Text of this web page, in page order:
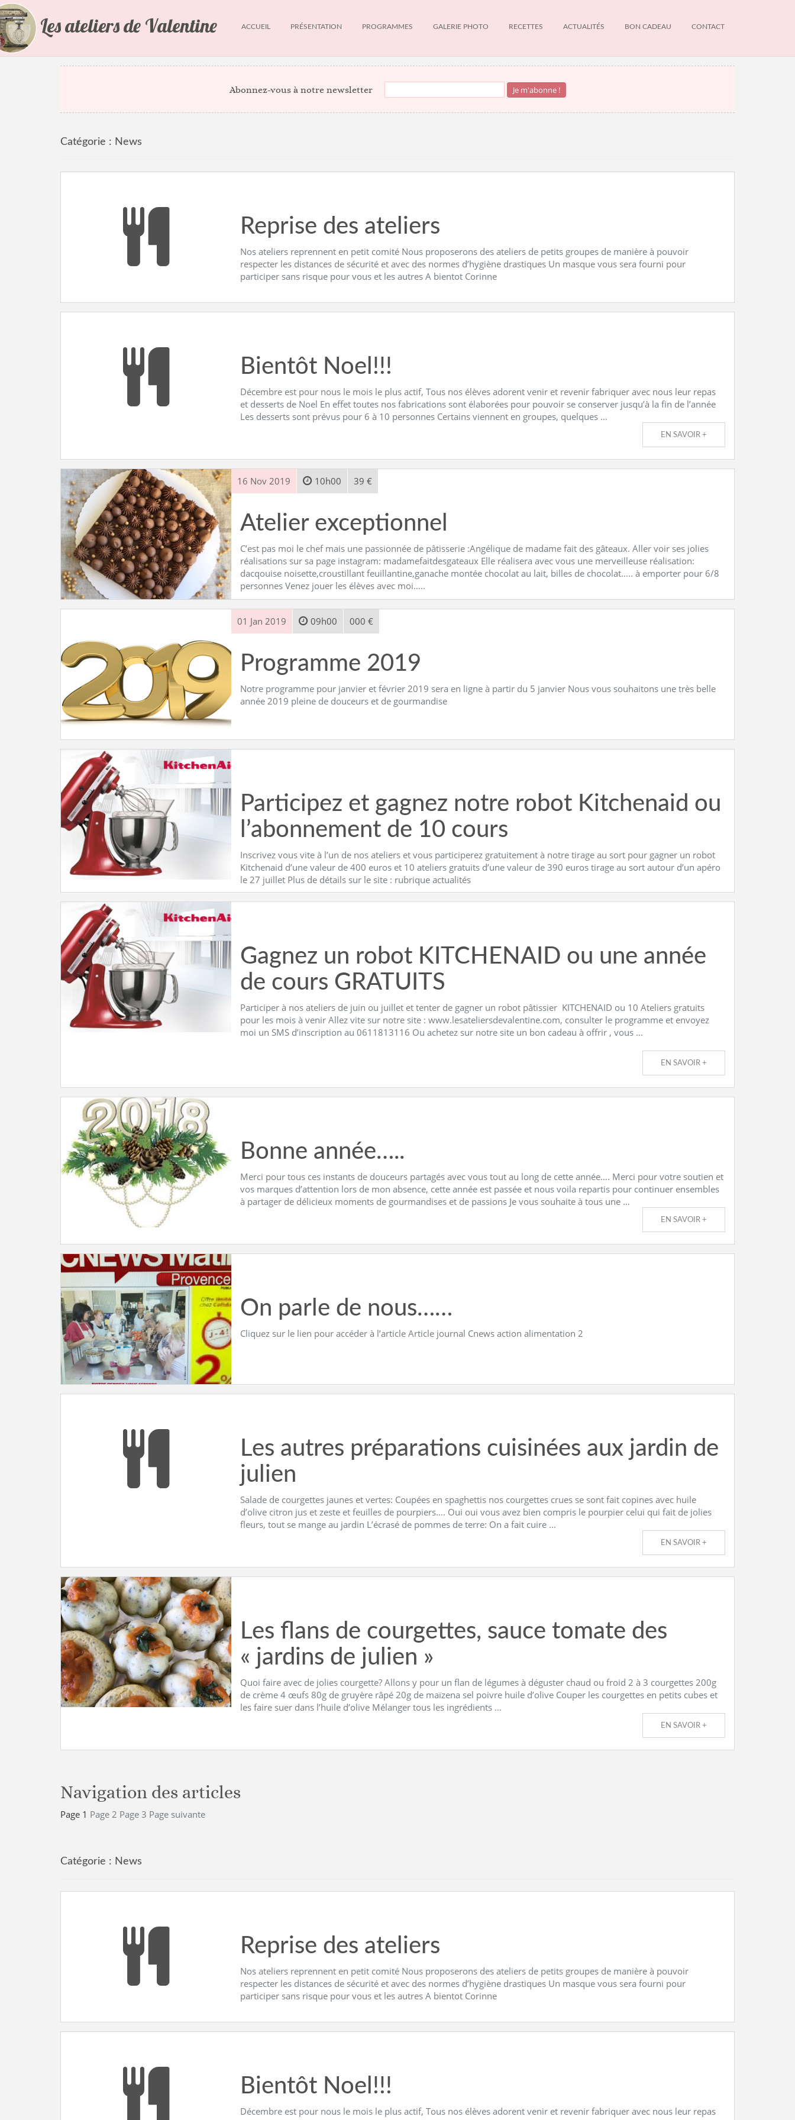
Les ateliers de Valentine ACCUEIL PRÉSENTATION PROGRAMMES GALERIE PHOTO RECETTES ACTUALITÉS
INFOS DU MOMENT
BON CADEAU CONTACT
Abonnez-vous à notre newsletter
Catégorie : News
Reprise des ateliers
Nos ateliers reprennent en petit comité Nous proposerons des ateliers de petits groupes de manière à pouvoir
respecter les distances de sécurité et avec des normes d’hygiène drastiques Un masque vous sera fourni pour
participer sans risque pour vous et les autres A bientot Corinne
Bientôt Noel!!!
Décembre est pour nous le mois le plus actif, Tous nos élèves adorent venir et revenir fabriquer avec nous leur repas
et desserts de Noel En effet toutes nos fabrications sont élaborées pour pouvoir se conserver jusqu’à la fin de l’année
Les desserts sont prévus pour 6 à 10 personnes Certains viennent en groupes, quelques …
EN SAVOIR +
16 Nov 2019 10h00 39 €
Atelier exceptionnel
C’est pas moi le chef mais une passionnée de pâtisserie :Angélique de madame fait des gâteaux. Aller voir ses jolies
réalisations sur sa page instagram: madamefaitdesgateaux Elle réalisera avec vous une merveilleuse réalisation:
dacqouise noisette,croustillant feuillantine,ganache montée chocolat au lait, billes de chocolat….. à emporter pour 6/8
personnes Venez jouer les élèves avec moi…..
01 Jan 2019 09h00 000 €
Programme 2019
Notre programme pour janvier et février 2019 sera en ligne à partir du 5 janvier Nous vous souhaitons une très belle
année 2019 pleine de douceurs et de gourmandise
Participez et gagnez notre robot Kitchenaid ou
l’abonnement de 10 cours
Inscrivez vous vite à l’un de nos ateliers et vous participerez gratuitement à notre tirage au sort pour gagner un robot
Kitchenaid d’une valeur de 400 euros et 10 ateliers gratuits d’une valeur de 390 euros tirage au sort autour d’un apéro
le 27 juillet Plus de détails sur le site : rubrique actualités
Gagnez un robot KITCHENAID ou une année
de cours GRATUITS
Participer à nos ateliers de juin ou juillet et tenter de gagner un robot pâtissier KITCHENAID ou 10 Ateliers gratuits
pour les mois à venir Allez vite sur notre site : www.lesateliersdevalentine.com, consulter le programme et envoyez
moi un SMS d’inscription au 0611813116 Ou achetez sur notre site un bon cadeau à offrir , vous …
EN SAVOIR +
Bonne année…..
Merci pour tous ces instants de douceurs partagés avec vous tout au long de cette année…. Merci pour votre soutien et
vos marques d’attention lors de mon absence, cette année est passée et nous voila repartis pour continuer ensembles
à partager de délicieux moments de gourmandises et de passions Je vous souhaite à tous une …
EN SAVOIR +
On parle de nous……
Cliquez sur le lien pour accéder à l’article Article journal Cnews action alimentation 2
Les autres préparations cuisinées aux jardin de
julien
Salade de courgettes jaunes et vertes: Coupées en spaghettis nos courgettes crues se sont fait copines avec huile
d’olive citron jus et zeste et feuilles de pourpiers…. Oui oui vous avez bien compris le pourpier celui qui fait de jolies
fleurs, tout se mange au jardin L’écrasé de pommes de terre: On a fait cuire …
EN SAVOIR +
Les flans de courgettes, sauce tomate des
« jardins de julien »
Quoi faire avec de jolies courgette? Allons y pour un flan de légumes à déguster chaud ou froid 2 à 3 courgettes 200g
de crème 4 œufs 80g de gruyère râpé 20g de maïzena sel poivre huile d’olive Couper les courgettes en petits cubes et
les faire suer dans l’huile d’olive Mélanger tous les ingrédients …
EN SAVOIR +
Navigation des articles
Page 1 Page 2 Page 3 Page suivante
Catégorie : News
Reprise des ateliers
Nos ateliers reprennent en petit comité Nous proposerons des ateliers de petits groupes de manière à pouvoir
respecter les distances de sécurité et avec des normes d’hygiène drastiques Un masque vous sera fourni pour
participer sans risque pour vous et les autres A bientot Corinne
Bientôt Noel!!!
Décembre est pour nous le mois le plus actif, Tous nos élèves adorent venir et revenir fabriquer avec nous leur repas